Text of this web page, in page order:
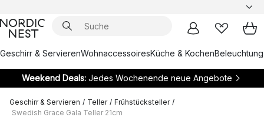
Geschirr & ServierenWohnaccessoiresKüche & KochenBeleuchtung
Weekend Deals:Jedes Wochenende neue Angebote
Geschirr & Servieren / Teller / Frühstücksteller /
Swedish Grace Gala Teller 21cm